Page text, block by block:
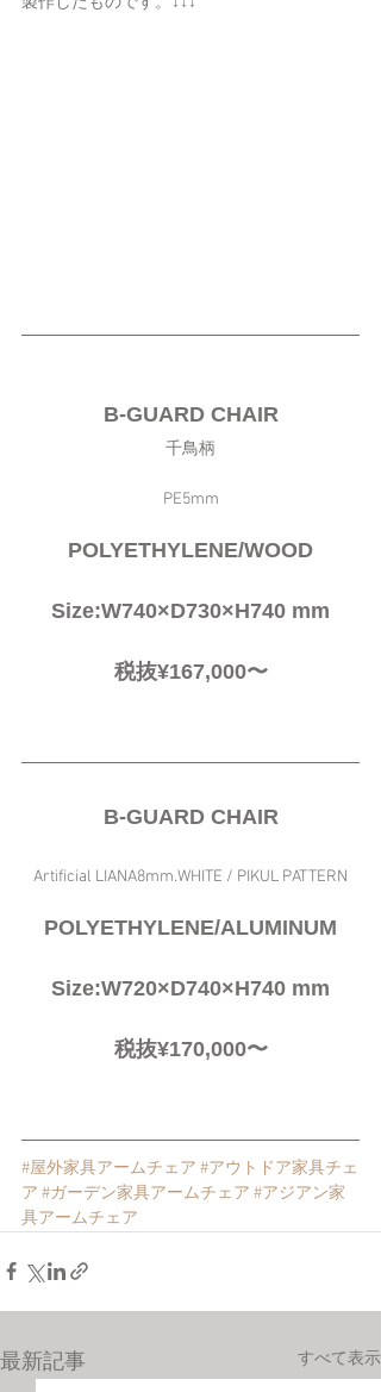
B-GUARD CHAIR
千鳥柄
PE5mm
POLYETHYLENE/WOOD
Size:W740×D730×H740 mm
税抜¥167,000〜
B-GUARD CHAIR
Artificial LIANA8mm.WHITE / PIKUL PATTERN
POLYETHYLENE/ALUMINUM
Size:W720×D740×H740 mm
税抜¥170,000〜
#屋外家具アームチェア #アウトドア家具チェ
ア #ガーデン家具アームチェア #アジアン家
具アームチェア
最新記事 すべて表示